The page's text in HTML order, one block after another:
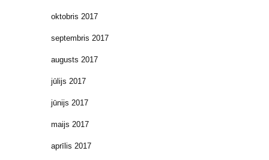
oktobris 2017
septembris 2017
augusts 2017
jūlijs 2017
jūnijs 2017
maijs 2017
aprīlis 2017